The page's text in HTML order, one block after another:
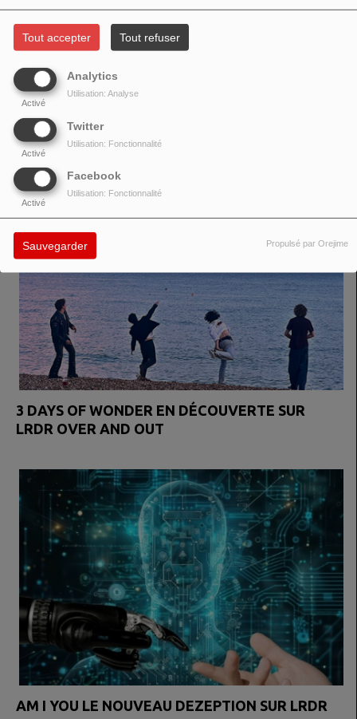
Tout accepter Tout refuser
Analytics
Activé
Utilisation: Analyse
Twitter
Activé
Utilisation: Fonctionnalité
Facebook
Activé
Utilisation: Fonctionnalité
Sauvegarder Propulsé par Orejime
https://www.facebook.com/fonz.tramontano
VOIR AUSSI
3 DAYS OF WONDER EN DÉCOUVERTE SUR
LRDR OVER AND OUT
AM I YOU LE NOUVEAU DEZEPTION SUR LRDR